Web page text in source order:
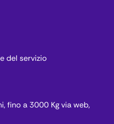
del servizio
fino a 3000 Kg via web,